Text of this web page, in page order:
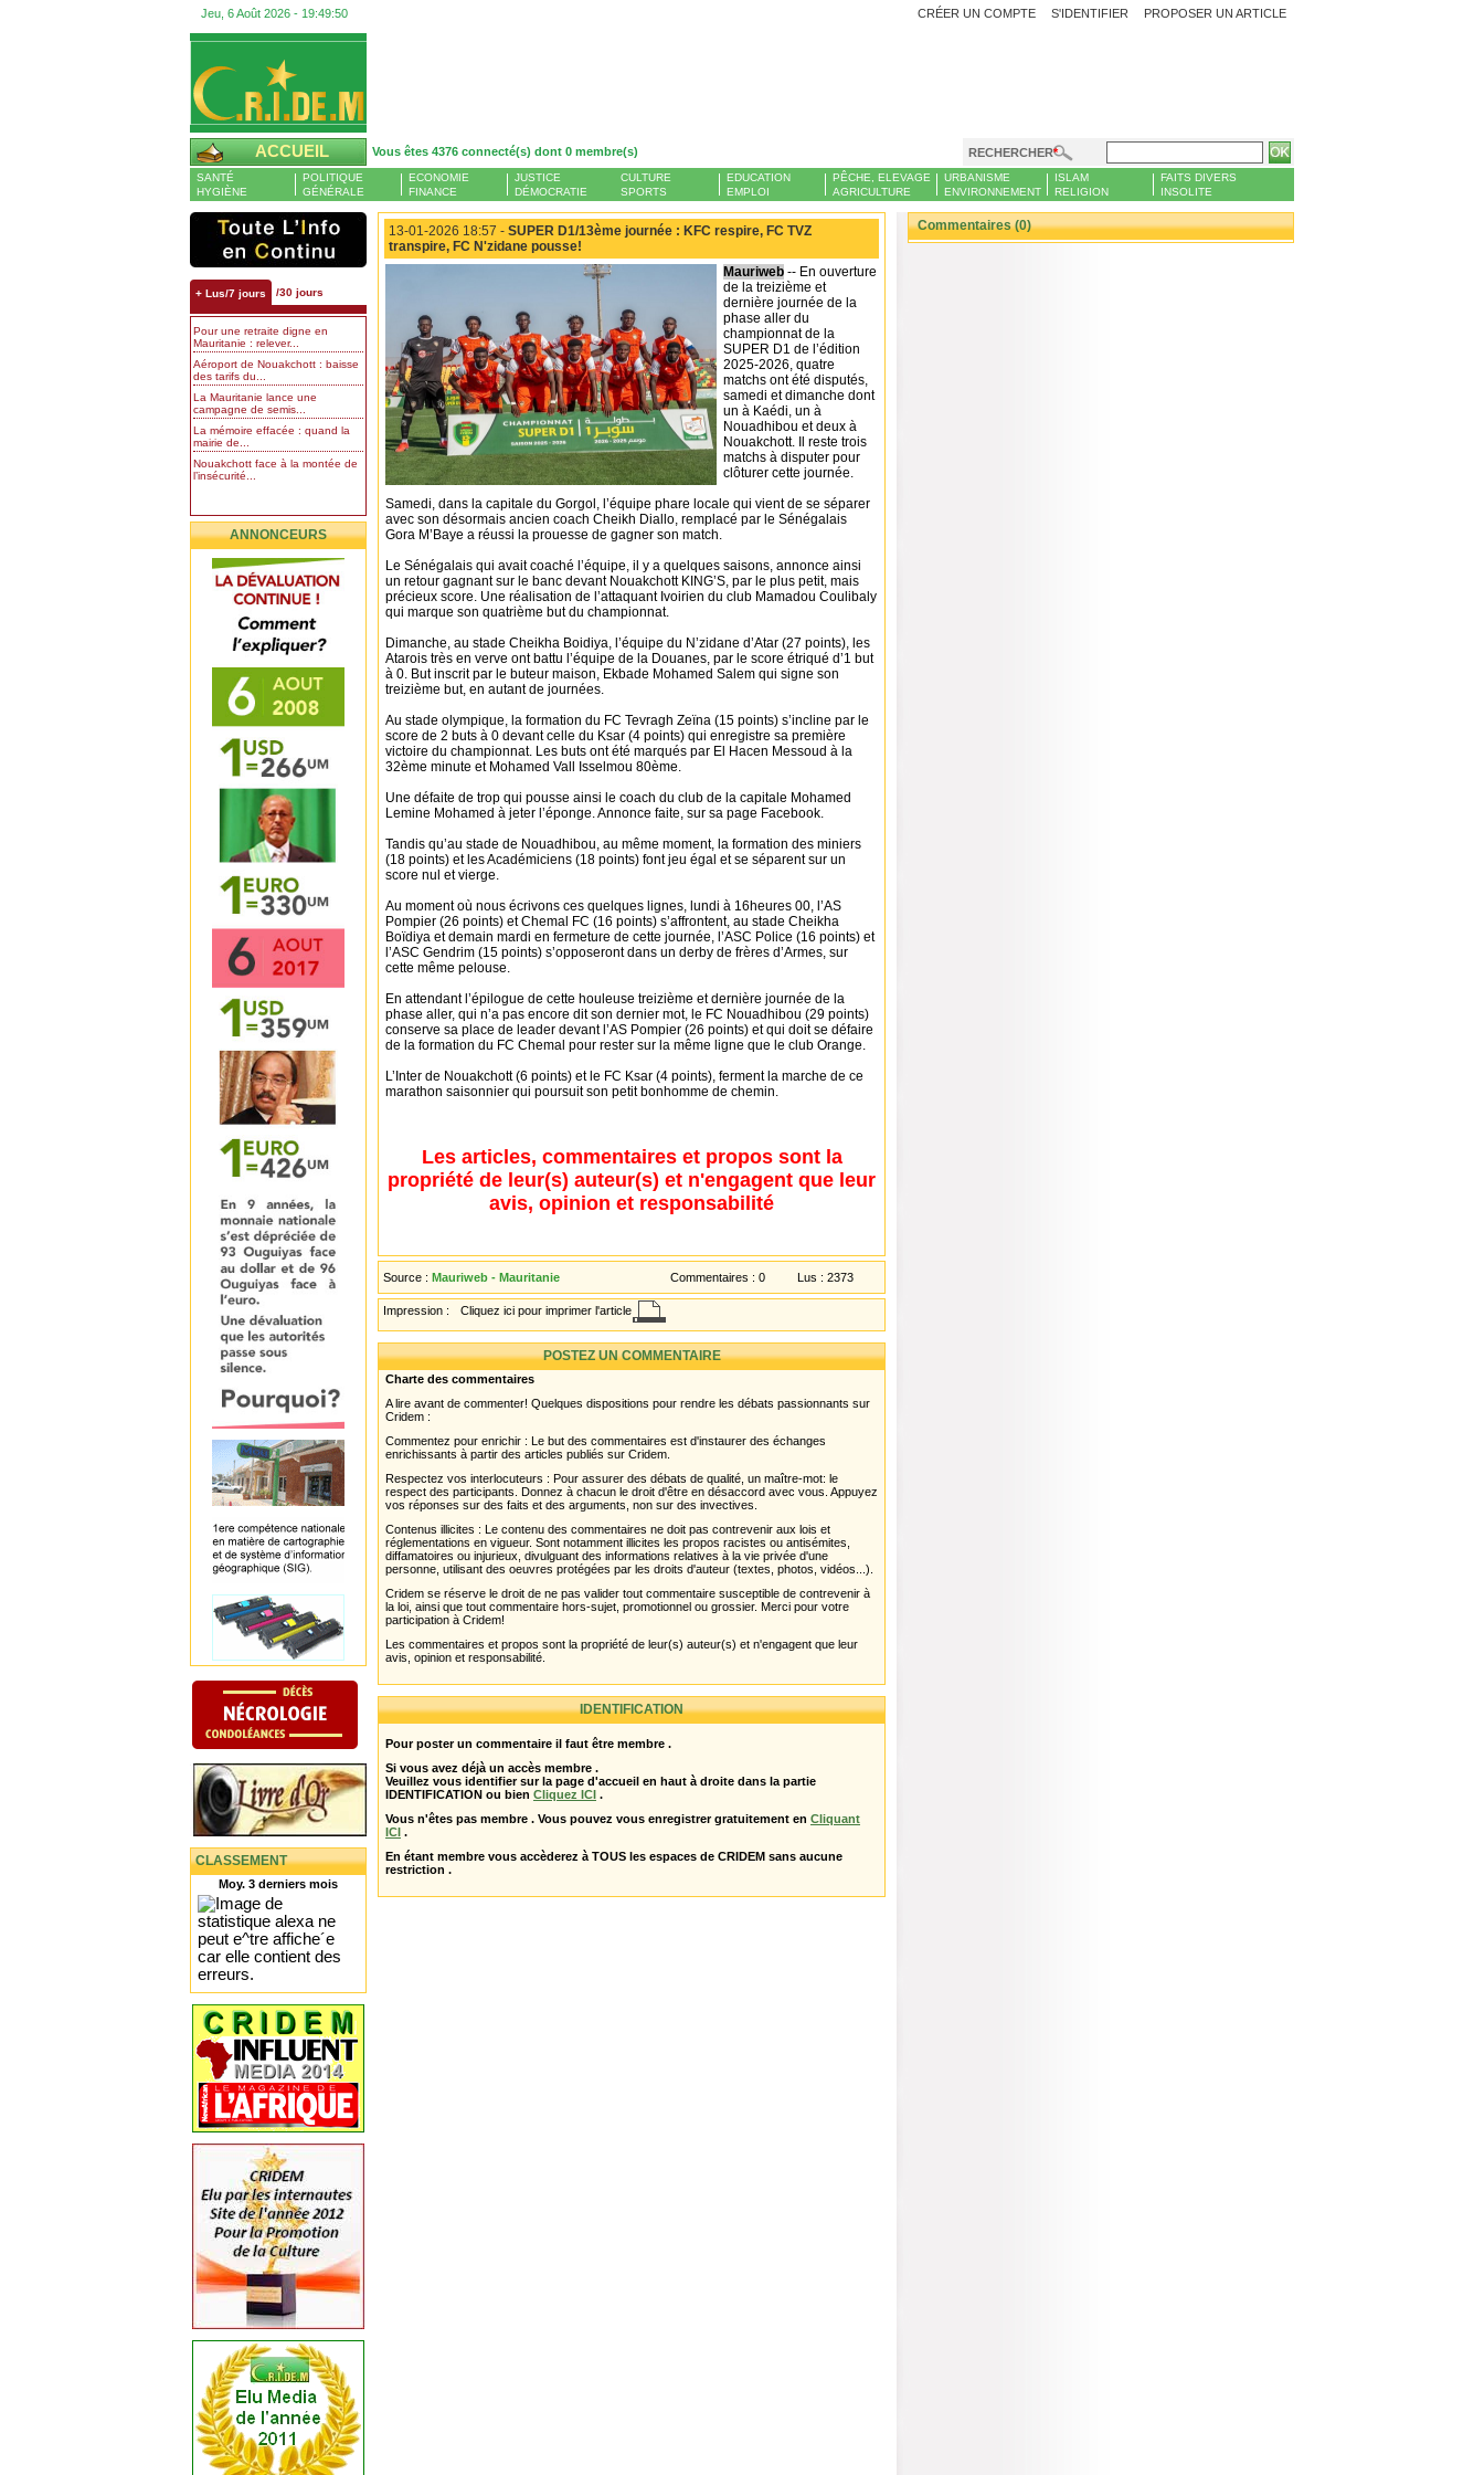
Jeu, 6 Août 2026 - 19:49:51 PROPOSER UN ARTICLE
CRÉER UN COMPTE S'IDENTIFIER
ACCUEIL Vous êtes 4376 connecté(s) dont 0 membre(s) RECHERCHER
SANTÉ
HYGIÈNE
POLITIQUE
GÉNÉRALE
ECONOMIE
FINANCE
JUSTICE
DÉMOCRATIE
CULTURE
SPORTS
EDUCATION
EMPLOI
PÊCHE, ELEVAGE
AGRICULTURE
URBANISME
ENVIRONNEMENT
ISLAM
RELIGION
FAITS DIVERS
INSOLITE
+ Lus/7 jours /30 jours
Pour une retraite digne en
Mauritanie : relever...
Aéroport de Nouakchott : baisse
des tarifs du...
La Mauritanie lance une
campagne de semis...
La mémoire effacée : quand la
mairie de...
Nouakchott face à la montée de
l’insécurité...
ANNONCEURS
CLASSEMENT
Moy. 3 derniers mois
13-01-2026 18:57 - SUPER D1/13ème journée : KFC respire, FC TVZ
transpire, FC N'zidane pousse!
Mauriweb -- En ouverture
de la treizième et
dernière journée de la
phase aller du
championnat de la
SUPER D1 de l’édition
2025-2026, quatre
matchs ont été disputés,
samedi et dimanche dont
un à Kaédi, un à
Nouadhibou et deux à
Nouakchott. Il reste trois
matchs à disputer pour
clôturer cette journée.
Samedi, dans la capitale du Gorgol, l’équipe phare locale qui vient de se séparer
avec son désormais ancien coach Cheikh Diallo, remplacé par le Sénégalais
Gora M’Baye a réussi la prouesse de gagner son match.
Le Sénégalais qui avait coaché l’équipe, il y a quelques saisons, annonce ainsi
un retour gagnant sur le banc devant Nouakchott KING’S, par le plus petit, mais
précieux score. Une réalisation de l’attaquant Ivoirien du club Mamadou Coulibaly
qui marque son quatrième but du championnat.
Dimanche, au stade Cheikha Boidiya, l’équipe du N’zidane d’Atar (27 points), les
Atarois très en verve ont battu l’équipe de la Douanes, par le score étriqué d’1 but
à 0. But inscrit par le buteur maison, Ekbade Mohamed Salem qui signe son
treizième but, en autant de journées.
Au stade olympique, la formation du FC Tevragh Zeïna (15 points) s’incline par le
score de 2 buts à 0 devant celle du Ksar (4 points) qui enregistre sa première
victoire du championnat. Les buts ont été marqués par El Hacen Messoud à la
32ème minute et Mohamed Vall Isselmou 80ème.
Une défaite de trop qui pousse ainsi le coach du club de la capitale Mohamed
Lemine Mohamed à jeter l’éponge. Annonce faite, sur sa page Facebook.
Tandis qu’au stade de Nouadhibou, au même moment, la formation des miniers
(18 points) et les Académiciens (18 points) font jeu égal et se séparent sur un
score nul et vierge.
Au moment où nous écrivons ces quelques lignes, lundi à 16heures 00, l’AS
Pompier (26 points) et Chemal FC (16 points) s’affrontent, au stade Cheikha
Boïdiya et demain mardi en fermeture de cette journée, l’ASC Police (16 points) et
l’ASC Gendrim (15 points) s’opposeront dans un derby de frères d’Armes, sur
cette même pelouse.
En attendant l’épilogue de cette houleuse treizième et dernière journée de la
phase aller, qui n’a pas encore dit son dernier mot, le FC Nouadhibou (29 points)
conserve sa place de leader devant l’AS Pompier (26 points) et qui doit se défaire
de la formation du FC Chemal pour rester sur la même ligne que le club Orange.
L’Inter de Nouakchott (6 points) et le FC Ksar (4 points), ferment la marche de ce
marathon saisonnier qui poursuit son petit bonhomme de chemin.
Les articles, commentaires et propos sont la
propriété de leur(s) auteur(s) et n'engagent que leur
avis, opinion et responsabilité
Source : Mauriweb - Mauritanie Commentaires : 0 Lus : 2373
Impression : Cliquez ici pour imprimer l'article
POSTEZ UN COMMENTAIRE
Charte des commentaires
A lire avant de commenter! Quelques dispositions pour rendre les débats passionnants sur
Cridem :
Commentez pour enrichir : Le but des commentaires est d'instaurer des échanges
enrichissants à partir des articles publiés sur Cridem.
Respectez vos interlocuteurs : Pour assurer des débats de qualité, un maître-mot: le
respect des participants. Donnez à chacun le droit d'être en désaccord avec vous. Appuyez
vos réponses sur des faits et des arguments, non sur des invectives.
Contenus illicites : Le contenu des commentaires ne doit pas contrevenir aux lois et
réglementations en vigueur. Sont notamment illicites les propos racistes ou antisémites,
diffamatoires ou injurieux, divulguant des informations relatives à la vie privée d'une
personne, utilisant des oeuvres protégées par les droits d'auteur (textes, photos, vidéos...).
Cridem se réserve le droit de ne pas valider tout commentaire susceptible de contrevenir à
la loi, ainsi que tout commentaire hors-sujet, promotionnel ou grossier. Merci pour votre
participation à Cridem!
Les commentaires et propos sont la propriété de leur(s) auteur(s) et n'engagent que leur
avis, opinion et responsabilité.
IDENTIFICATION
Pour poster un commentaire il faut être membre .
Si vous avez déjà un accès membre .
Veuillez vous identifier sur la page d'accueil en haut à droite dans la partie
IDENTIFICATION ou bien Cliquez ICI .
Vous n'êtes pas membre . Vous pouvez vous enregistrer gratuitement en Cliquant
ICI .
En étant membre vous accèderez à TOUS les espaces de CRIDEM sans aucune
restriction .
Commentaires (0)